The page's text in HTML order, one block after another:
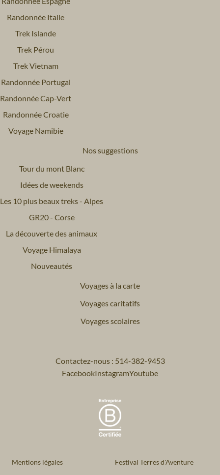
Randonnée Italie
Trek Islande
Trek Pérou
Trek Vietnam
Randonnée Portugal
Randonnée Cap-Vert
Randonnée Croatie
Voyage Namibie
Nos suggestions
Tour du mont Blanc
Idées de weekends
Les 10 plus beaux treks - Alpes
GR20 - Corse
La découverte des animaux
Voyage Himalaya
Nouveautés
Voyages à la carte
Voyages caritatifs
Voyages scolaires
Contactez-nous : 514-382-9453
FacebookInstagramYoutube
Mentions légales Festival Terres d'Aventure